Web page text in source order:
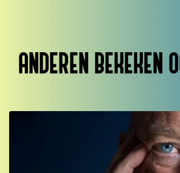
ANDEREN BEKEKEN